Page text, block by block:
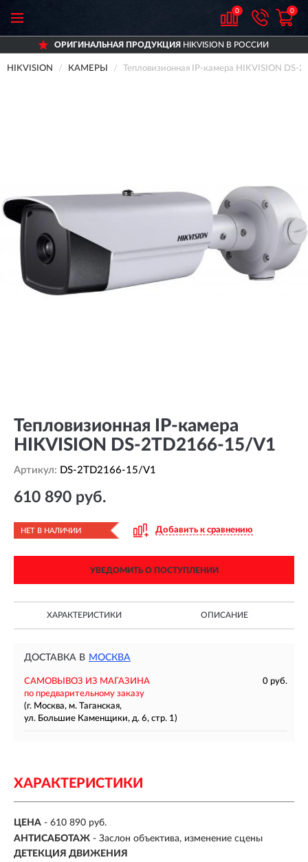
0 0
ОРИГИНАЛЬНАЯ ПРОДУКЦИЯ HIKVISION В РОССИИ
HIKVISION КАМЕРЫ Тепловизионная IP-камера HIKVISION DS-
Тепловизионная IP-камера
HIKVISION DS-2TD2166-15/V1
Артикул: DS-2TD2166-15/V1
610 890 руб.
НЕТ В НАЛИЧИИ Добавить к сравнению
УВЕДОМИТЬ О ПОСТУПЛЕНИИ
ХАРАКТЕРИСТИКИ ОПИСАНИЕ
ДОСТАВКА В МОСКВА
САМОВЫВОЗ ИЗ МАГАЗИНА
0 руб.
по предварительному заказу
(г. Москва, м. Таганская,
ул. Большие Каменщики, д. 6, стр. 1)
ХАРАКТЕРИСТИКИ
ЦЕНА - 610 890 руб.
АНТИСАБОТАЖ - Заслон объектива, изменение сцены
ДЕТЕКЦИЯ ДВИЖЕНИЯ